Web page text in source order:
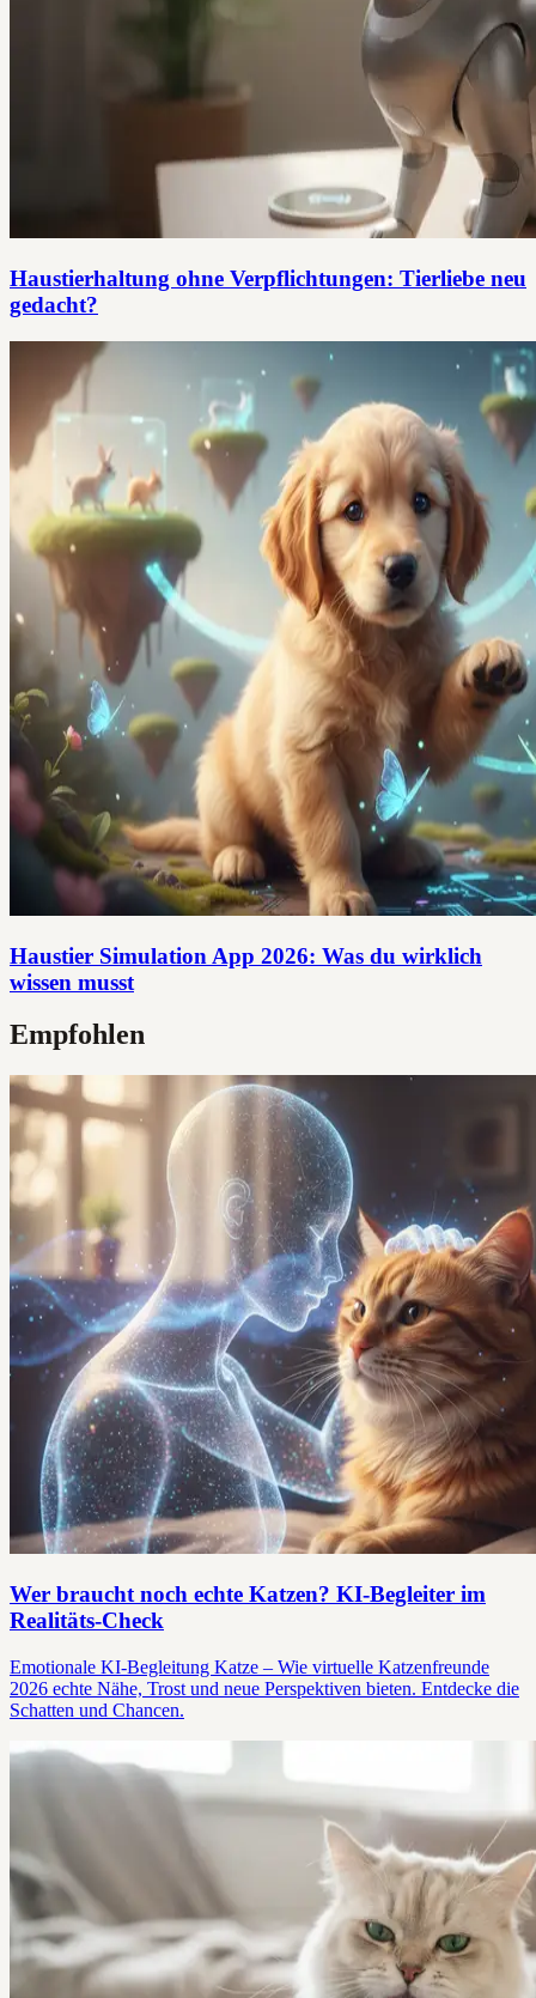
Haustierhaltung ohne Verpflichtungen: Tierliebe neu
gedacht?
Haustier Simulation App 2026: Was du wirklich
wissen musst
Empfohlen
Wer braucht noch echte Katzen? KI-Begleiter im
Realitäts-Check
Emotionale KI-Begleitung Katze – Wie virtuelle Katzenfreunde
2026 echte Nähe, Trost und neue Perspektiven bieten. Entdecke die
Schatten und Chancen.